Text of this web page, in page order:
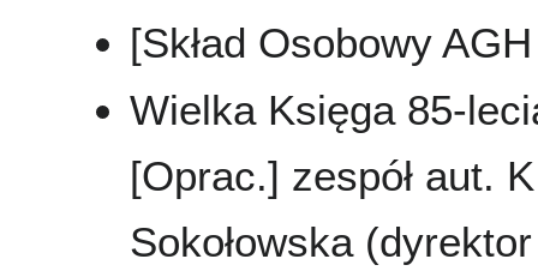
[Skład Osobowy
Wielka Księga 85-
[Oprac.] zespół aut.
Sokołowska